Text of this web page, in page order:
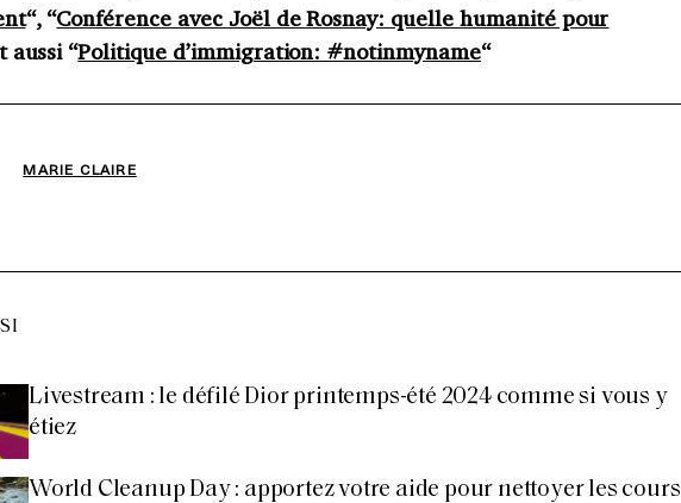
“, “Conférence avec Joël de Rosnay: quelle humanité pour
aussi “Politique d’immigration: #notinmyname“
MARIE CLAIRE
Livestream : le défilé Dior printemps-été 2024 comme si vous y
étiez
World Cleanup Day : apportez votre aide pour nettoyer les cours